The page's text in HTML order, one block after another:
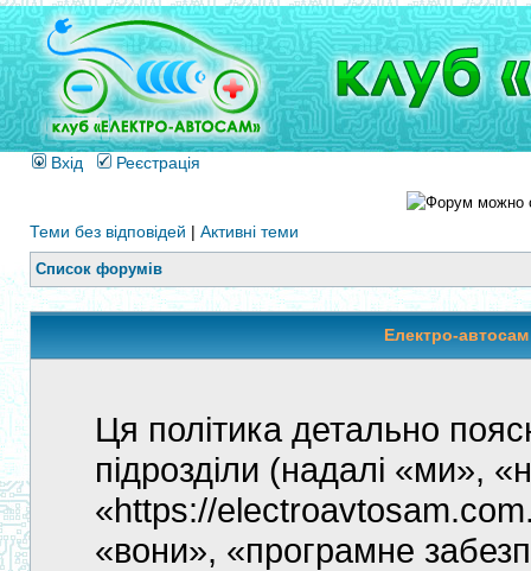
Вхід Реєстрація
Теми без відповідей | Активні теми
Список форумів
Електро-автосам
Ця політика детально
підрозділи (надалі «ми»,
«https://
«вони», «програмне